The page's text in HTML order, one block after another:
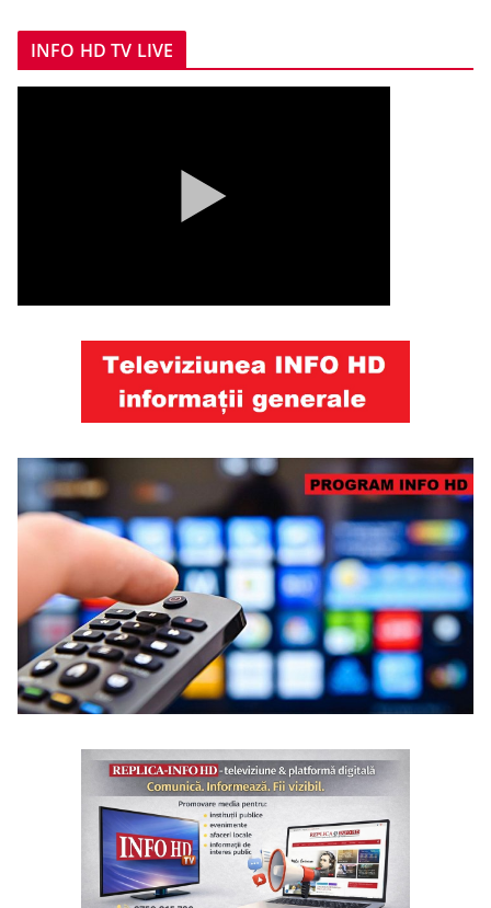
INFO HD TV LIVE